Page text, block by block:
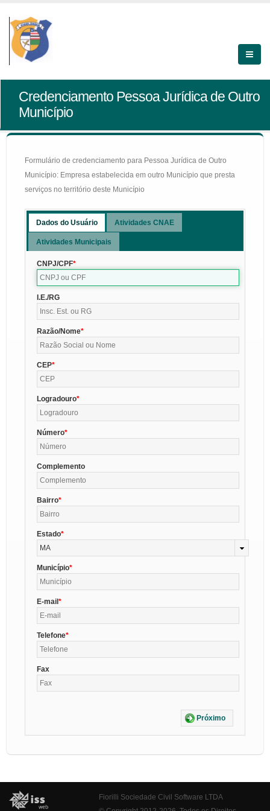
Credenciamento Pessoa Jurídica de Outro
Município
Formulário de credenciamento para Pessoa Jurídica de Outro
Município: Empresa estabelecida em outro Município que presta
serviços no território deste Município
Dados do Usuário Atividades CNAE
Atividades Municipais
CNPJ/CPF
I.E./RG
Razão/Nome
CEP
Logradouro
Número
Complemento
Bairro
Estado
MA
Município
E-mail
Telefone
Fax
Próximo
Fiorilli Sociedade Civil Software LTDA